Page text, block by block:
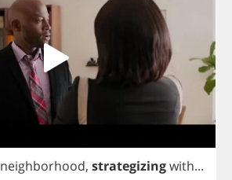
neighborhood, strategizingwith...